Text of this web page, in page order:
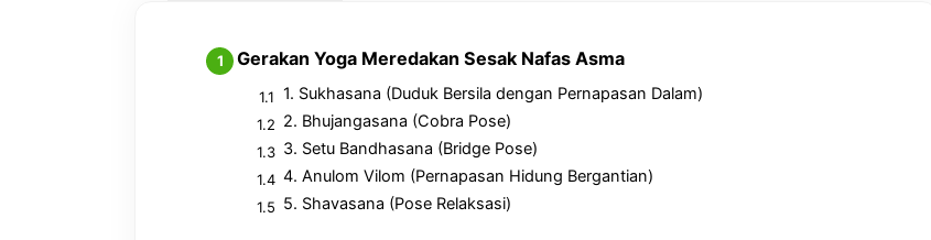
Gerakan Yoga Meredakan Sesak Nafas Asma
1. Sukhasana (Duduk Bersila dengan Pernapasan Dalam)
2. Bhujangasana (Cobra Pose)
3. Setu Bandhasana (Bridge Pose)
4. Anulom Vilom (Pernapasan Hidung Bergantian)
5. Shavasana (Pose Relaksasi)